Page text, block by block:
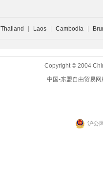
Thailand | Laos | Cambodia |
Copyright © 2004
中国-东盟自由贸易
沪公